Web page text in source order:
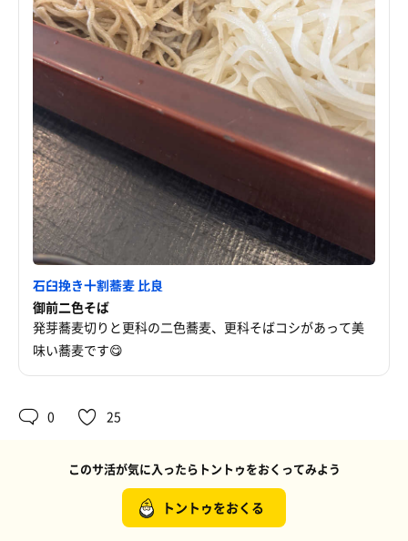
石臼挽き十割蕎麦 比良
御前二色そば
発芽蕎麦切りと更科の二色蕎麦、更科そばコシがあって美
味い蕎麦です😋
0 25
このサ活が気に入ったらトントゥをおくってみよう
トントゥをおくる